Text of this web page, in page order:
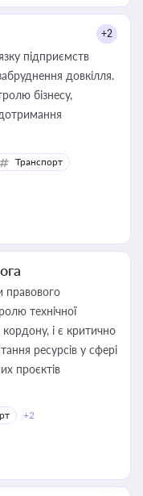
+2
підприємств
довкілля.
бізнесу,
Транспорт
правового
технічної
і є критично
ресурсів у сфері
проєктів
+2